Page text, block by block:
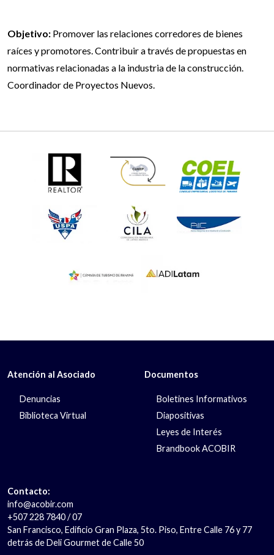
Objetivo: Promover las relaciones corredores de bienes
raíces y promotores. Contribuir a través de propuestas en
normativas relacionadas a la industria de la construcción.
Coordinador de Proyectos Nuevos.
Atención al Asociado
Denuncias
Biblioteca Virtual
Documentos
Boletines Informativos
Diapositivas
Leyes de Interés
Brandbook ACOBIR
Contacto:
info@acobir.com
+507 228 7840 / 07
San Francisco, Edificio Gran Plaza, 5to. Piso, Entre Calle 76 y 77
detrás de Deli Gourmet de Calle 50